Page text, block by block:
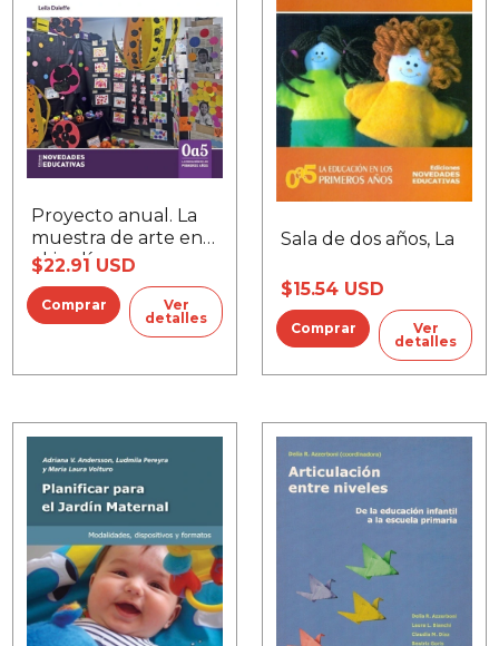
Proyecto anual. La
muestra de arte en
el jardín
$22.91 USD
Ver
detalles
Sala de dos años, La
$15.54 USD
Ver
detalles